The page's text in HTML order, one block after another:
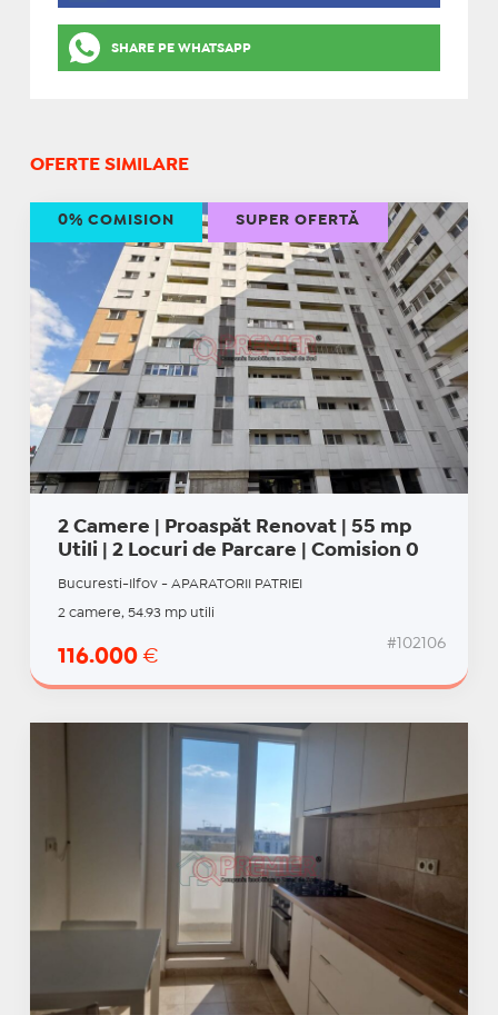
SHARE PE WHATSAPP
OFERTE SIMILARE
2 Camere | Proaspăt Renovat | 55 mp
Utili | 2 Locuri de Parcare | Comision 0
Bucuresti-Ilfov - APARATORII PATRIEI
2 camere, 54.93 mp utili
116.000 €
#102106
0% COMISION SUPER OFERTĂ